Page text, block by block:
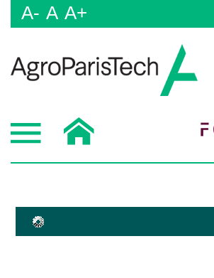
A- A A+